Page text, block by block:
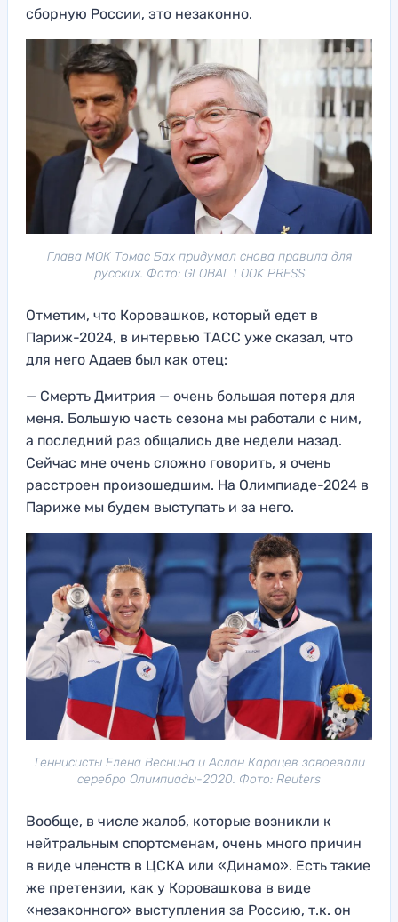
сборную России, это незаконно.
Глава МОК Томас Бах придумал снова правила для
русских. Фото: GLOBAL LOOK PRESS
Отметим, что Коровашков, который едет в
Париж-2024, в интервью ТАСС уже сказал, что
для него Адаев был как отец:
— Смерть Дмитрия — очень большая потеря для
меня. Большую часть сезона мы работали с ним,
а последний раз общались две недели назад.
Сейчас мне очень сложно говорить, я очень
расстроен произошедшим. На Олимпиаде-2024 в
Париже мы будем выступать и за него.
Теннисисты Елена Веснина и Аслан Карацев завоевали
серебро Олимпиады-2020. Фото: Reuters
Вообще, в числе жалоб, которые возникли к
нейтральным спортсменам, очень много причин
в виде членств в ЦСКА или «Динамо». Есть такие
же претензии, как у Коровашкова в виде
«незаконного» выступления за Россию, т.к. он